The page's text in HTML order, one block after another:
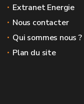
Extranet Energie
Nous contacter
Qui sommes nous ?
Plan du site